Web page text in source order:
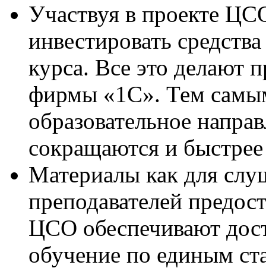
Участвуя в проекте
инвестировать
курса. Все это делают
фирмы «1С». Тем
образовательное
сокращаются и
Материалы как для
преподавателей
ЦСО обеспечивают
обучение по единым